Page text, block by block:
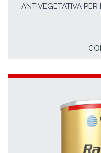
ANTIVEGETATIVA PER